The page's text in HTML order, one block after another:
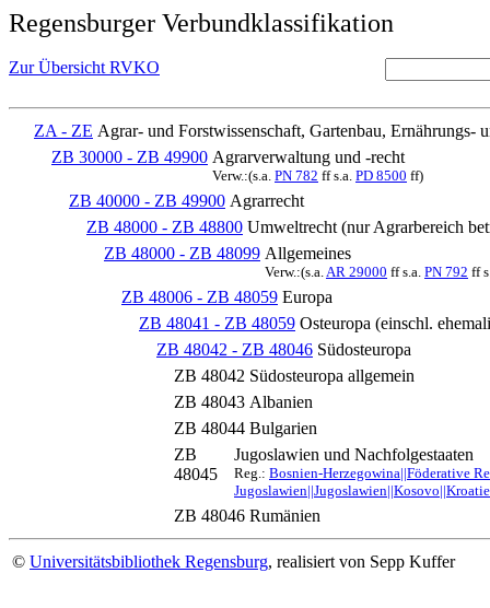
Regensburger Verbundklassifikation
Zur Übersicht RVKO
ZA - ZE Agrar- und Forstwissenschaft, Gartenbau, Ernährungs-
ZB 30000 - ZB 49900 Agrarverwaltung und -recht
Verw.:(s.a. PN 782 ff s.a. PD 8500 ff)
ZB 40000 - ZB 49900 Agrarrecht
ZB 48000 - ZB 48800 Umweltrecht (nur Agrarbereich
ZB 48000 - ZB 48099 Allgemeines
Verw.:(s.a.AR 29000 ff s.a. PN 792 ff
ZB 48006 - ZB 48059 Europa
ZB 48041 - ZB 48059 Osteuropa (einschl.
ZB 48042 - ZB 48046 Südosteuropa
ZB 48042 Südosteuropa allgemein
ZB 48043 Albanien
ZB 48044 Bulgarien
ZB
48045
Jugoslawien und Nachfolgestaaten
Reg.: Bosnien-Herzegowina||Föderative
ZB 48046 Rumänien
© Universitätsbibliothek Regensburg, realisiert von Sepp Kuffer